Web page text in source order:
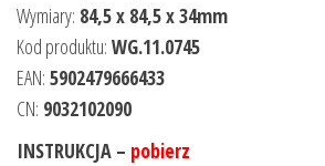
Wymiary: 84,5 x 84,5 x 34mm
Kod produktu: WG.11.0745
EAN: 5902479666433
CN: 9032102090
INSTRUKCJA – pobierz